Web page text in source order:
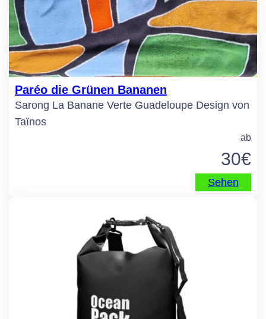
Paréo die Grünen Bananen
Sarong La Banane Verte Guadeloupe Design von
Taïnos
ab
30€
Sehen